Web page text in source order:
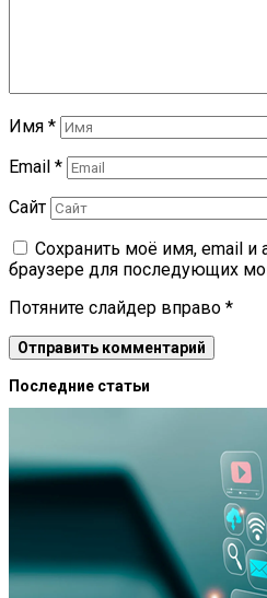
Имя *
Email *
Сайт
Сохранить моё имя, email и
браузере для последующих
Потяните слайдер вправо *
Последние статьи